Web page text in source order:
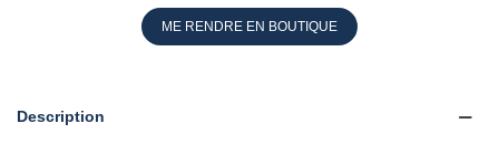
ME RENDRE EN BOUTIQUE
Description